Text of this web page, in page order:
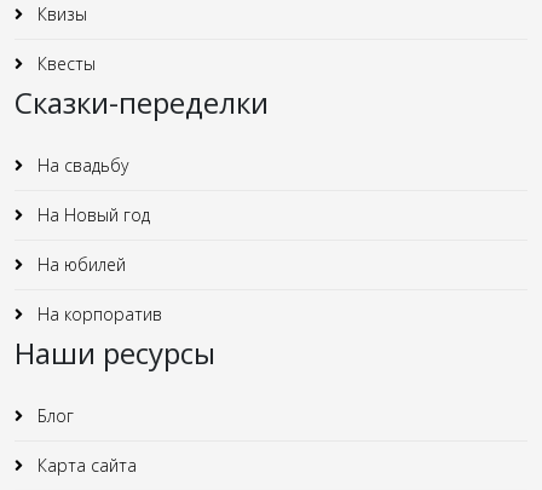
Квизы
Квесты
Сказки-переделки
На свадьбу
На Новый год
На юбилей
На корпоратив
Наши ресурсы
Блог
Карта сайта